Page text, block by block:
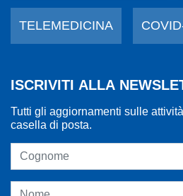
TELEMEDICINA
ISCRIVITI ALLA
Tutti gli aggiornamenti sulle
casella di posta.